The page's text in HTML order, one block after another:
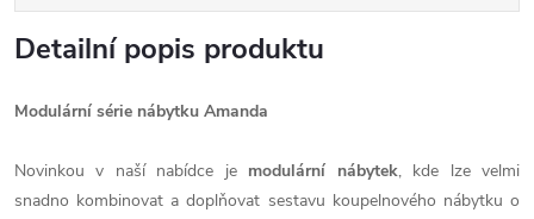
Detailní popis produktu
Modulární série nábytku Amanda
Novinkou v naší nabídce je modulární nábytek, kde lze velmi
snadno kombinovat a doplňovat sestavu koupelnového nábytku o